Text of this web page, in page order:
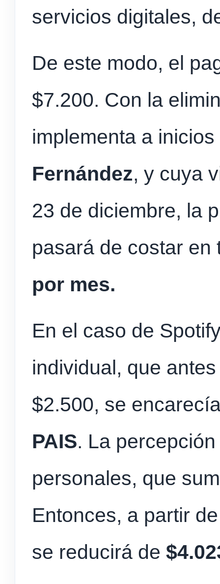
servicios digitales,
De este modo, el
$7.200. Con la
implementa a
Fernández, y cuya
23 de diciembre, la
pasará de costar
por mes.
En el caso de
individual, que
$2.500, se
PAIS. La
personales, que
Entonces, a partir
se reducirá de